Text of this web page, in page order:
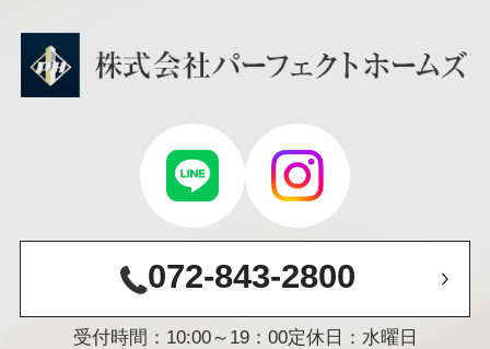
072-843-2800
受付時間：10:00～19：00定休日：水曜日